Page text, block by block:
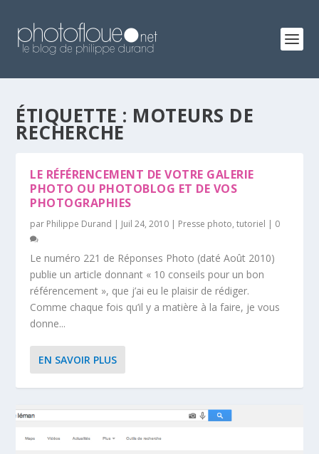
ÉTIQUETTE : MOTEURS DE
RECHERCHE
LE RÉFÉRENCEMENT DE VOTRE GALERIE
PHOTO OU PHOTOBLOG ET DE VOS
PHOTOGRAPHIES
par Philippe Durand | Juil 24, 2010 | Presse photo,tutoriel | 0
Le numéro 221 de Réponses Photo (daté Août 2010)
publie un article donnant « 10 conseils pour un bon
référencement », que j’ai eu le plaisir de rédiger.
Comme chaque fois qu’il y a matière à la faire, je vous
donne...
EN SAVOIR PLUS